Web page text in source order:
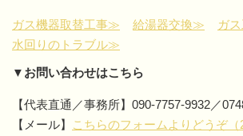
ガス機器取替工事≫ 給湯器交換≫
ガ
水回りのトラブル≫
▼お問い合わせはこちら
【代表直通／事務所】090-7757-9932／
【メール】
こちらのフォームよりどうぞ